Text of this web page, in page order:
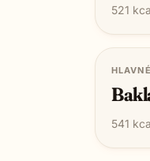
521
541